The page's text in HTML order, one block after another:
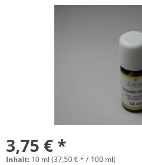
3,75 € *
Inhalt: 10 ml (37,50 € * / 100 ml)